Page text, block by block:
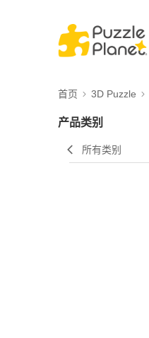
首页 3D Puzzle
产品类别
所有类别